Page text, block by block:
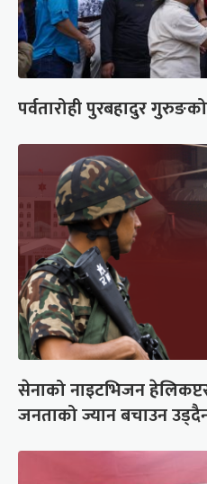
पर्वतारोही पुरबहादुर
सेनाको नाइटभिजन
जनताको ज्यान बचाउन